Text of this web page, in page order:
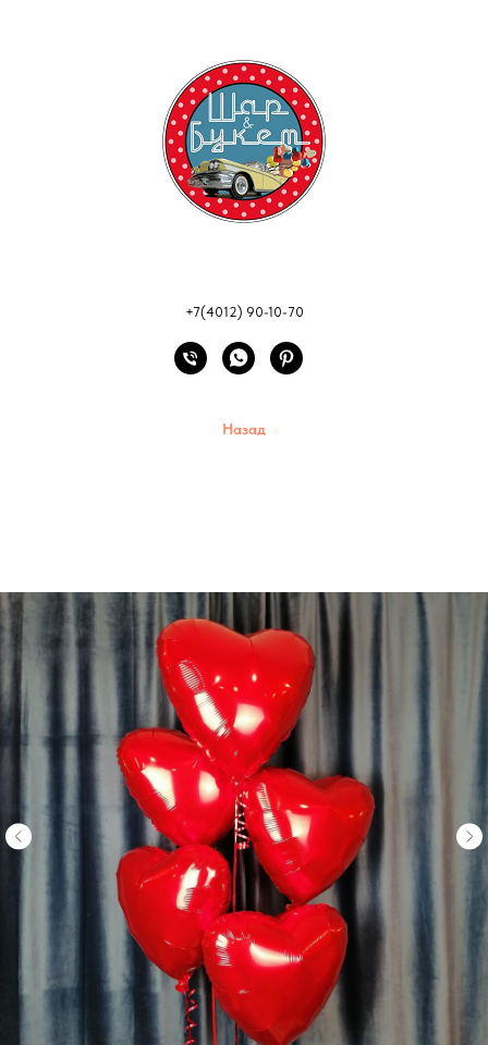
+7(4012) 90-10-70
Назад